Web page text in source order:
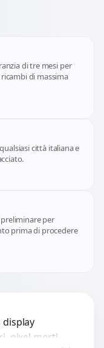
di tre mesi per
di massima
città italiana e
per
prima di procedere
display
pixel morti,